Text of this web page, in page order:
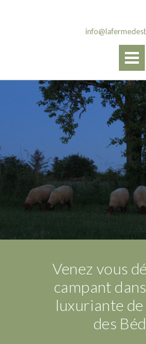
Venez vous
campant
luxuriante de
des